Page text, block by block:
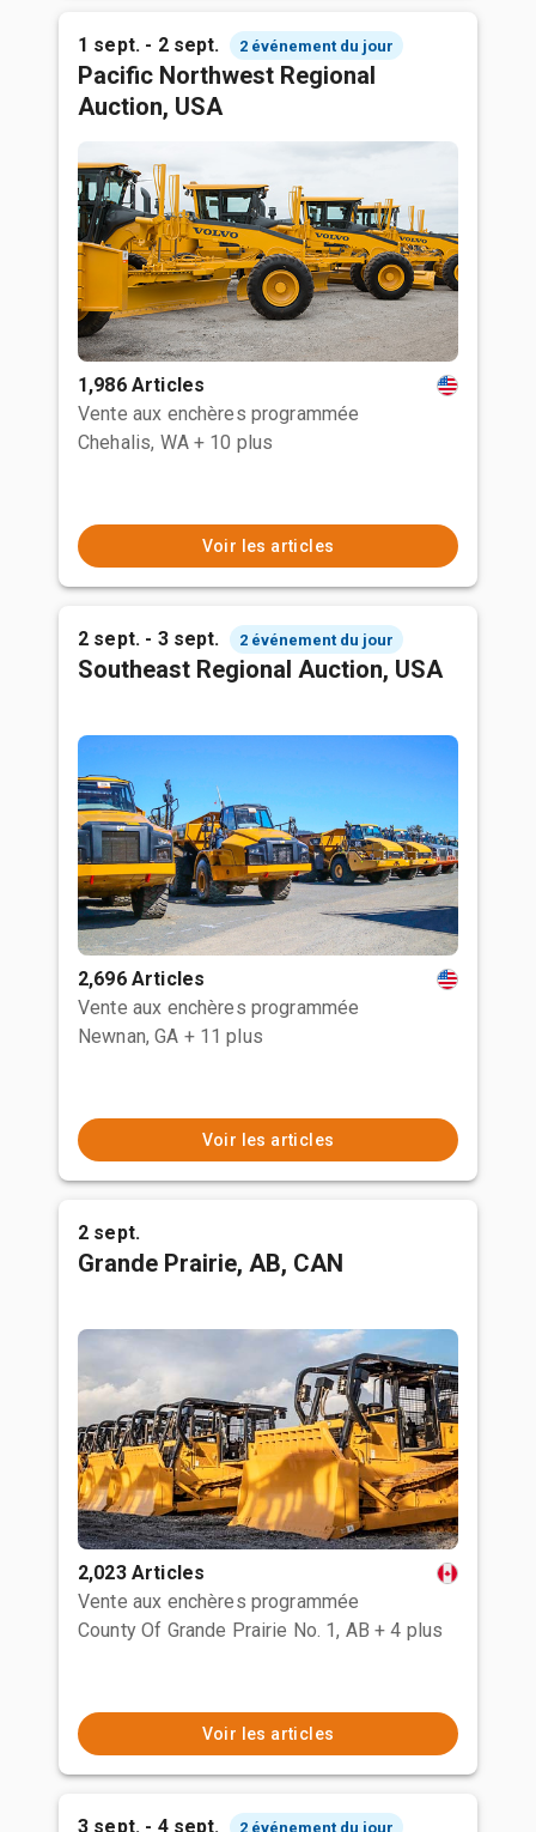
1 sept. - 2 sept. 2 événement du jour
Pacific Northwest Regional
Auction, USA
1,986 Articles
Vente aux enchères programmée
Chehalis, WA + 10 plus
Voir les articles
2 sept. - 3 sept. 2 événement du jour
Southeast Regional Auction, USA
2,696 Articles
Vente aux enchères programmée
Newnan, GA + 11 plus
Voir les articles
2 sept.
Grande Prairie, AB, CAN
2,023 Articles
Vente aux enchères programmée
County Of Grande Prairie No. 1, AB + 4 plus
Voir les articles
3 sept. - 4 sept. 2 événement du jour